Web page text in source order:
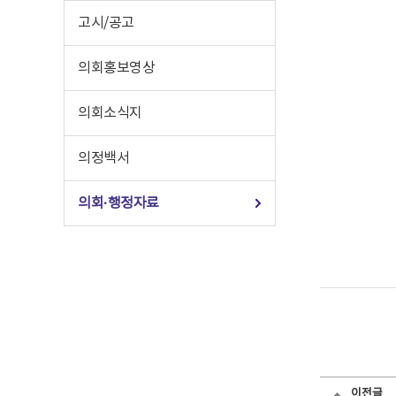
고시/공고
의회홍보영상
의회소식지
의정백서
의회·행정자료